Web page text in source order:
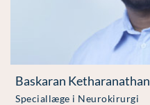
Baskaran Ketharanathan
Speciallæge i Neurokirurgi